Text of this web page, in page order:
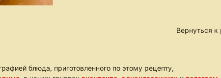
Вернуться к
блюда, приготовленного по этому рецепту,